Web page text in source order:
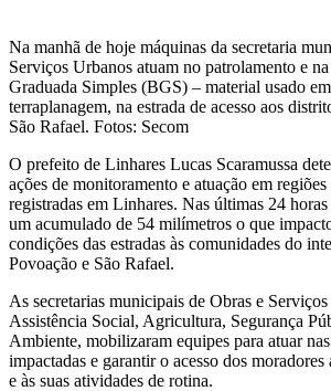
Na manhã de hoje máquinas da secretaria
Serviços Urbanos atuam no patrolamento e
Graduada Simples (BGS) – material usado
terraplanagem, na estrada de acesso aos
São Rafael. Fotos: Secom
O prefeito de Linhares Lucas Scaramussa
ações de monitoramento e atuação em
registradas em Linhares. Nas últimas 24
um acumulado de 54 milímetros o que
condições das estradas às comunidades do
Povoação e São Rafael.
As secretarias municipais de Obras e
Assistência Social, Agricultura, Segurança
Ambiente, mobilizaram equipes para atuar
impactadas e garantir o acesso dos
e às suas atividades de rotina.